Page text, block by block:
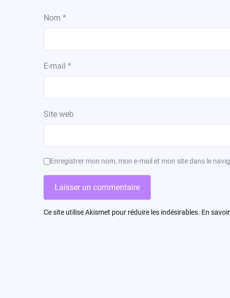
Nom *
E-mail *
Site web
Enregistrer mon nom, mon e-mail et mon site dans le
Ce site utilise Akismet pour réduire les indésirables. En